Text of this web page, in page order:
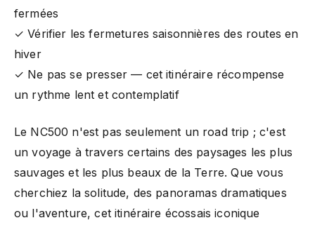
fermées
✓ Vérifier les fermetures saisonnières des routes en
hiver
✓ Ne pas se presser — cet itinéraire récompense
un rythme lent et contemplatif
Le NC500 n'est pas seulement un road trip ; c'est
un voyage à travers certains des paysages les plus
sauvages et les plus beaux de la Terre. Que vous
cherchiez la solitude, des panoramas dramatiques
ou l'aventure, cet itinéraire écossais iconique